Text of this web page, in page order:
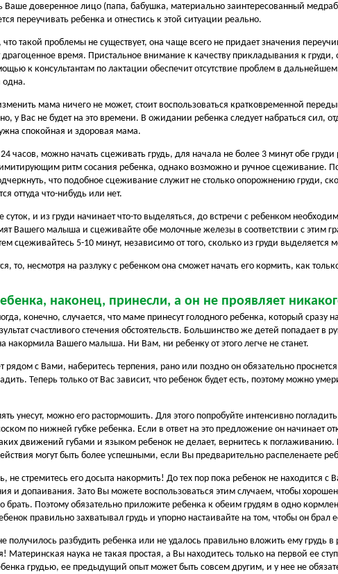
Ваше доверенное лицо (папа, бабушка, материально заинтересованный
переучивать ребенка и отнестись к этой ситуации реально.
такой проблемы не существует, она чаще всего не придает значения
время. Пристальное внимание к качеству прикладывания к
к консультантам по лактации обеспечит отсутствие проблем в
одна.
мама ничего не может, стоит воспользоваться кратковременной
у Вас не будет на это времени. В ожидании ребенка следует набраться сил,
спокойная и здоровая мама.
часов, можно начать сцеживать грудь, для начала не более 3 минут обе груди
ритм сосания ребенка, однако возможно и ручное сцеживание.
что подобное сцеживание служит не столько опорожнению груди,
оттуда что-нибудь или нет.
и из груди начинает что-то выделяться, до встречи с ребенком
Вашего малыша и сцеживайте обе молочные железы в соответствии с этим
сцеживайтесь 5-10 минут, независимо от того, сколько из груди выделяется
то, несмотря на разлуку с ребенком она сможет начать его кормить, как
наконец, принесли, а он не проявляет
конечно, случается, что маме принесут голодного ребенка, который сразу
счастливого стечения обстоятельств. Большинство же детей попадает
накормила Вашего малыша. Ни Вам, ни ребенку от этого легче не станет.
рядом с Вами, наберитесь терпения, рано или поздно он обязательно
Теперь только от Вас зависит, что ребенок будет есть, поэтому можно
унесут, можно его растормошить. Для этого попробуйте интенсивно
по нижней губке ребенка. Если в ответ на это предложение он начинает
движений губами и языком ребенок не делает, вернитесь к поглаживанию.
могут быть более успешными, если Вы предварительно распеленаете
не стремитесь его досыта накормить! До тех пор пока ребенок не находится
и допаивания. Зато Вы можете воспользоваться этим случаем, чтобы
брать. Поэтому обязательно приложите ребенка к обеим грудям в одно
правильно захватывал грудь и упорно настаивайте на том, чтобы он брал
получилось разбудить ребенка или не удалось правильно вложить ему
Материнская наука не такая простая, а Вы находитесь только на первой ее
грудью, ее предыдущий опыт может быть совсем другим, и у нее не